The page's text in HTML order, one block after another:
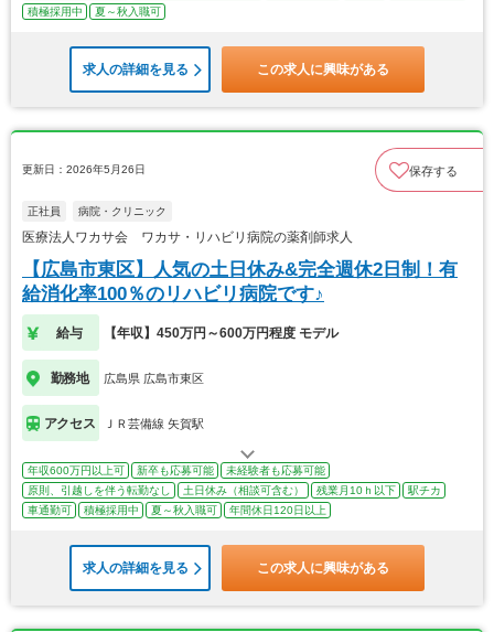
積極採用中
夏～秋入職可
求人の詳細を見る この求人に興味がある
更新日：2026年5月26日 保存する
正社員 病院・クリニック
医療法人ワカサ会 ワカサ・リハビリ病院の薬剤師求人
【広島市東区】人気の土日休み&完全週休2日制！有
給消化率100％のリハビリ病院です♪
給与 【年収】450万円～600万円程度 モデル
勤務地 広島県 広島市東区
アクセス ＪＲ芸備線 矢賀駅
年収600万円以上可 新卒も応募可能
未経験者も応募可能
原則、引越しを伴う転勤なし
土日休み（相談可含む） 残業月10ｈ以下
駅チカ
車通勤可
積極採用中 夏～秋入職可 年間休日120日以上
求人の詳細を見る この求人に興味がある